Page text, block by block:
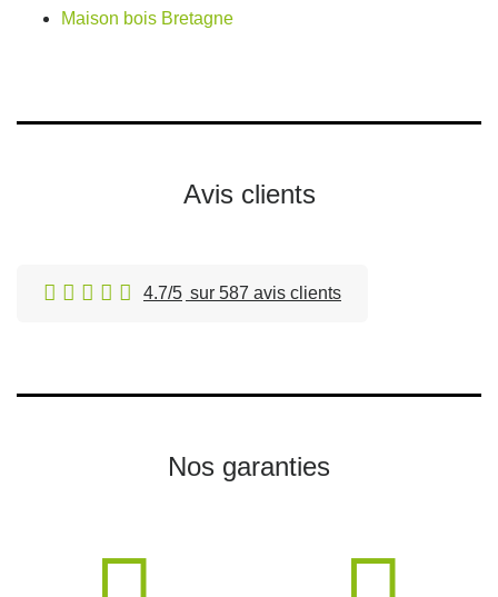
Maison bois Bretagne
Avis clients
4.7/5 sur 587 avis clients
Nos garanties